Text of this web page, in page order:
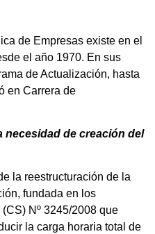
de Empresas existe en el
el año 1970. En sus
de Actualización, hasta
en Carrera de
necesidad de creación del
la reestructuración de la
fundada en los
Nº 3245/2008 que
la carga horaria total de